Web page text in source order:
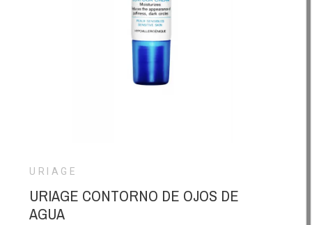
URIAGE
URIAGE CONTORNO DE OJOS DE
AGUA